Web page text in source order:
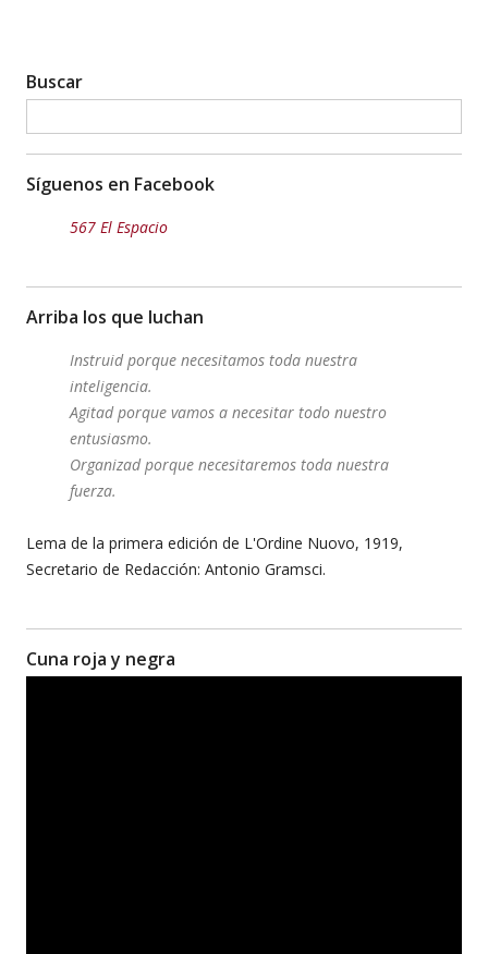
Buscar
Síguenos en Facebook
567 El Espacio
Arriba los que luchan
Instruid porque necesitamos toda nuestra
inteligencia.
Agitad porque vamos a necesitar todo nuestro
entusiasmo.
Organizad porque necesitaremos toda nuestra
fuerza.
Lema de la primera edición de L'Ordine Nuovo, 1919,
Secretario de Redacción: Antonio Gramsci.
Cuna roja y negra